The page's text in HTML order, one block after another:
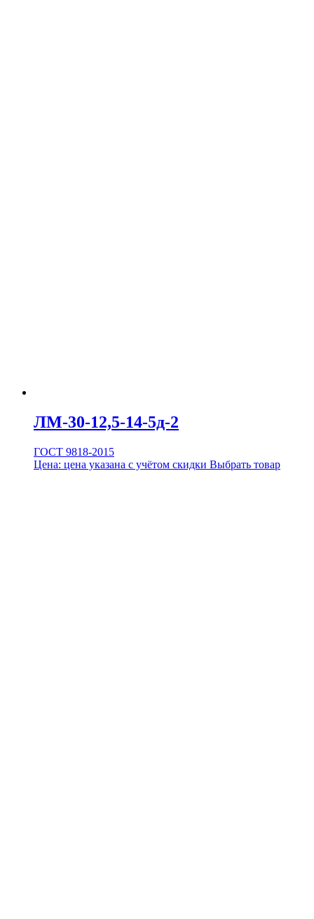
ЛМ-30-12,5-14-5д-2
ГОСТ 9818-2015
Цена: цена указана с учётом скидки Выбрать товар